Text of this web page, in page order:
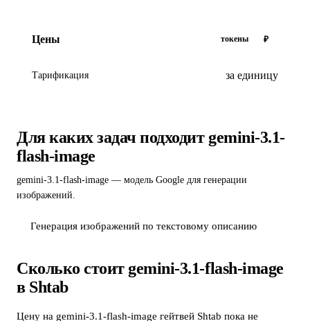
Цены токены ₽
Тарификация за единицу
Для каких задач подходит gemini-3.1-
flash-image
gemini-3.1-flash-image — модель Google для генерации
изображений.
Генерация изображений по текстовому описанию
Сколько стоит gemini-3.1-flash-image
в Shtab
Цену на gemini-3.1-flash-image гейтвей Shtab пока не